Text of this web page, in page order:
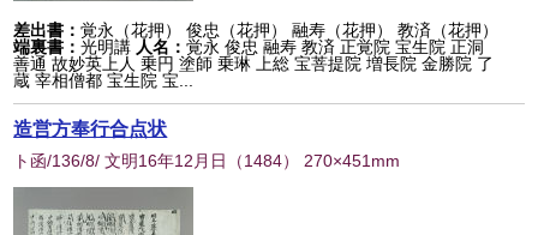
差出書：覚永（花押） 俊忠（花押） 融寿（花押） 教済（花押）
端裏書：光明講 人名：覚永 俊忠 融寿 教済 正覚院 宝生院 正洞
善通 故妙英上人 乗円 塗師 乗琳 上総 宝菩提院 増長院 金勝院 了
蔵 宰相僧都 宝生院 宝...
造営方奉行合点状
ト函/136/8/ 文明16年12月日 （1484） 270×451mm